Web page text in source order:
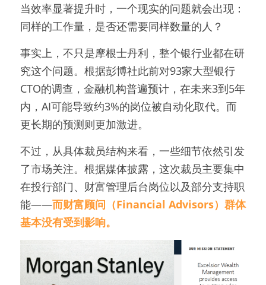
当效率显著提升时，一个现实的问题就会出现：
同样的工作量，是否还需要同样数量的人？
事实上，不只是摩根士丹利，整个银行业都在研
究这个问题。根据彭博社此前对93家大型银行
CTO的调查，金融机构普遍预计，在未来3到5年
内，AI可能导致约3%的岗位被自动化取代。而
更长期的预测则更加激进。
不过，从具体裁员结构来看，一些细节依然引发
了市场关注。根据媒体披露，这次裁员主要集中
在投行部门、财富管理后台岗位以及部分支持职
能——而财富顾问（Financial Advisors）群体
基本没有受到影响。